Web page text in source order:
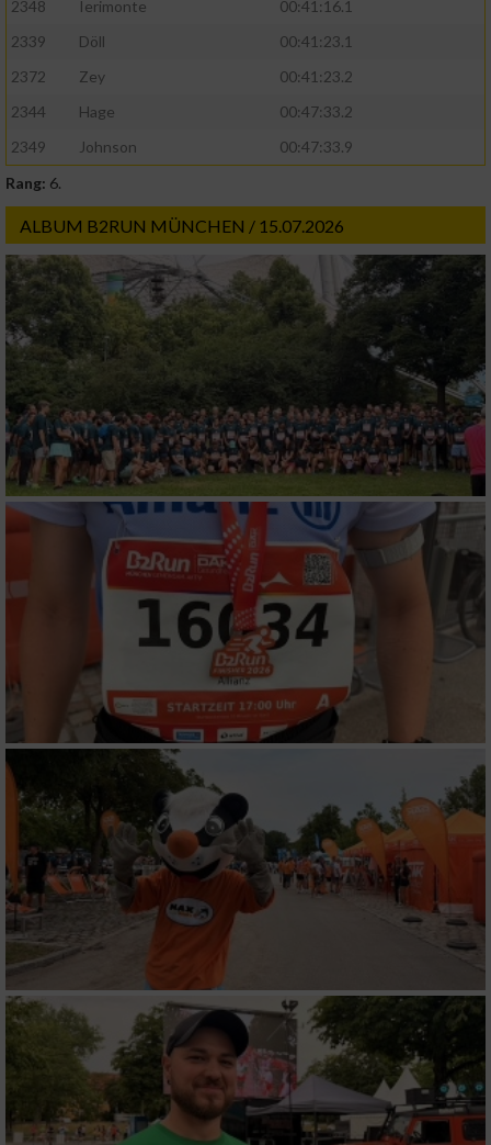
2348 Ierimonte
00:41:16.1
2339
Döll
00:41:23.1
2372
Zey
00:41:23.2
2344
Hage
00:47:33.2
2349
Johnson
00:47:33.9
Rang: 6.
ALBUM B2RUN MÜNCHEN / 15.07.2026